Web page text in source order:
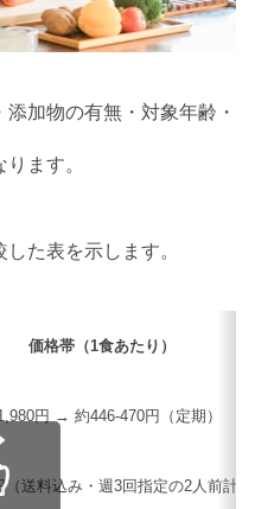
加物の有無・対象年齢・
ます。
た表を示します。
価格帯（1食あたり）
円 → 約446‑470円（定期）
（送料込み・週3回指定の2人前計）